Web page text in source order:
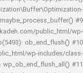
decokadeh.com/
public_html/wp-